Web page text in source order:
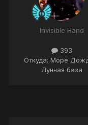
Invisible Hand
393
Откуда: Море
Лунная база